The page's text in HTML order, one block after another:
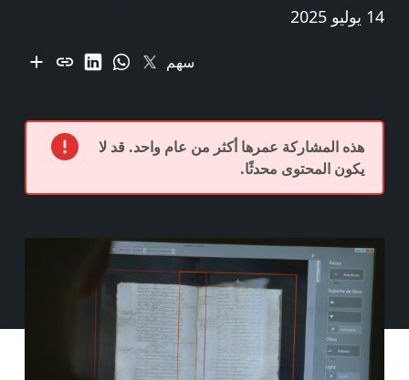
14 يوليو 2025
سهم
هذه المشاركة عمرها أكثر من عام واحد. قد لا
يكون المحتوى محدثًا.